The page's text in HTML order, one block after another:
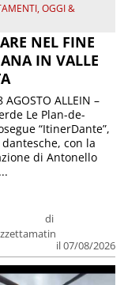
,OGGI &
NEL FINE
IN VALLE
di
il 07/08/2026
AGOSTO ALLEIN –
Le Plan-de-
“ItinerDante”,
con la
di Antonello